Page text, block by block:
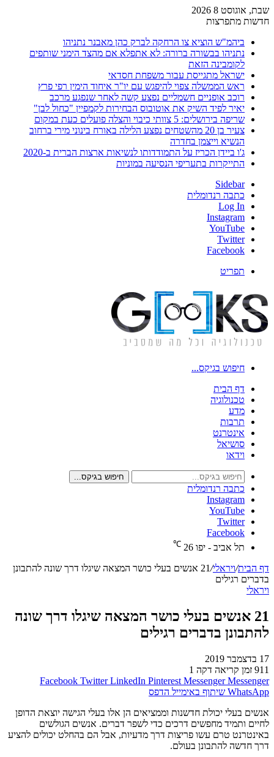
שבת, אוגוסט 8 2026
חדשות מתפרצות
ביהמ"ש הוציא צו הרחקה לברק כהן מאבנר נתניהו
נתניהו בבשורה ברורה: לא אתפלא אם מהצד הימני שותפים
לקומבינה הזאת
ישראל מתגייסת עבור משפחת חסדאי
ראש הממשלה צפוי להיפגש עם יו"ר איחוד הימין רפי פרץ
רוכב אופניים חשמליים נפצע קשה לאחר שנפגע מרכב
יאיר לפיד השיק את אוטובוס הבחירות לקמפיין "כחול לבן"
שריפה בירושלים: 5 צוותי כיבוי והצלה פועלים כעת במקום
צעיר בן 20 מהשטחים נפצע הלילה באורח בינוני מירי ברחוב
הנשיא וייצמן בחדרה
ג'ו ביידן הכריז על התמודדותו לנשיאות ארצות הברית ב-2020
התייקרות בתעריפי הנסיעה במוניות
Sidebar
כתבה רנדומלית
Log In
Instagram
YouTube
Twitter
Facebook
תפריט
חיפוש בגיקס...
דף הבית
טכנולוגיה
מדע
תרבות
אינטרנט
סושיאל
וידאו
חיפוש בגיקס...
כתבה רנדומלית
Instagram
YouTube
Twitter
Facebook
תל אביב - יפו 26
℃
דף הבית/ויראלי/
21 אנשים בעלי כושר המצאה שיגלו דרך שונה להתבונן
בדברים רגילים
ויראלי
21 אנשים בעלי כושר המצאה שיגלו דרך שונה
להתבונן בדברים רגילים
17 בדצמבר 2019
911 זמן קריאה דקה 1
Facebook Twitter LinkedIn Pinterest Messenger Messenger
WhatsApp שיתוף באימייל הדפס
אנשים בעלי יכולת חדשנות וממציאים הן אלו בעלי הגישה יוצאת הדופן
לחיים ותמיד מחפשים דרכים כדי לשפר דברים. אנשים הגולשים
באינטרנט טרם עשו פריצות דרך מדעיות, אבל הם בהחלט יכולים להציע
דרך חדשה להתבונן בעולם.